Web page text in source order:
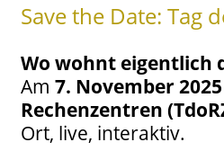
Save the Date: Tag
Wo wohnt eigentlich
Am 7. November 2025
Rechenzentren
Ort, live, interaktiv.